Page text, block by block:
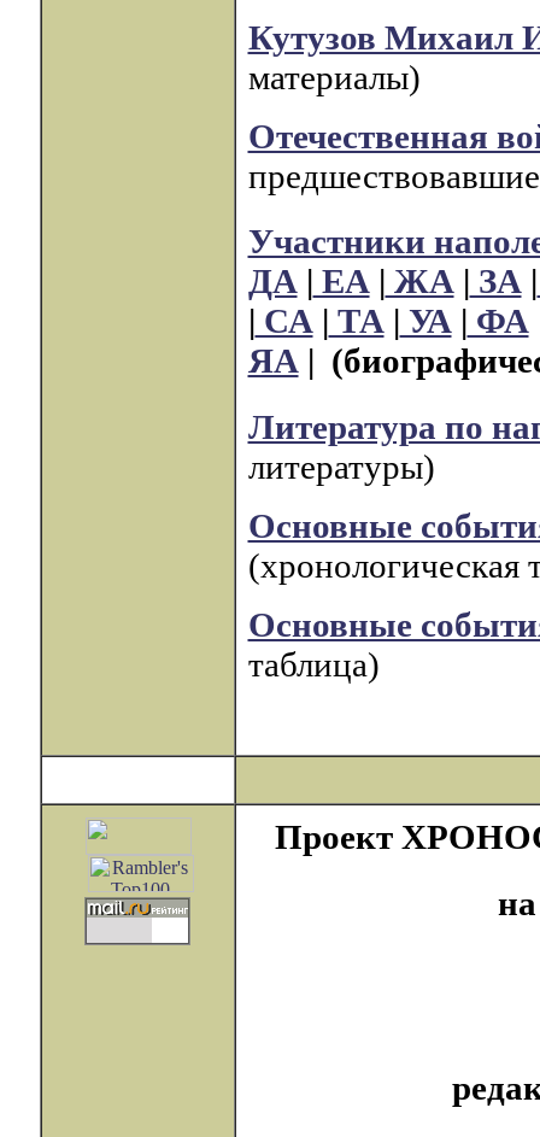
Кутузов Михаил
материалы)
Отечественная
Участники
ДА| ЕА| ЖА| ЗА|
| СА| ТА| УА| ФА
ЯА|
Литература по
литературы)
Основные
(хронологическая
Основные
таблица)
Проект ХРОНОС